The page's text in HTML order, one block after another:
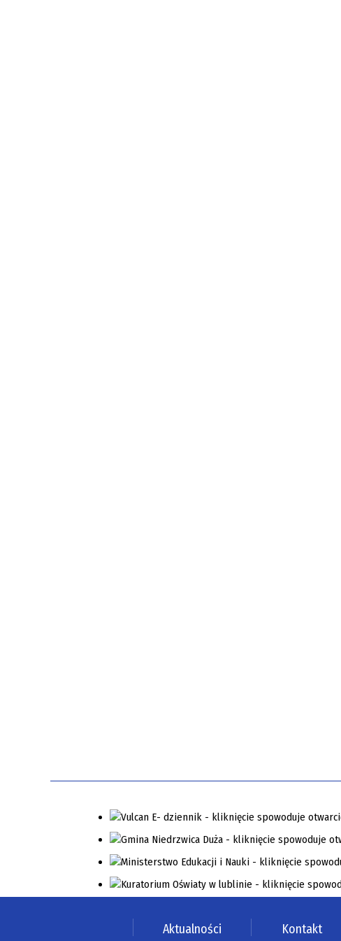
Aktualności Kontakt